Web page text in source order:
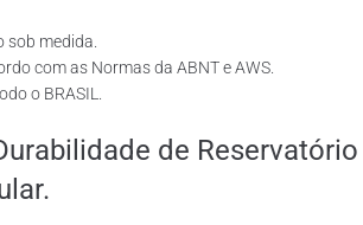
medida.
com as Normas da ABNT e AWS.
o BRASIL.
de Reservatório